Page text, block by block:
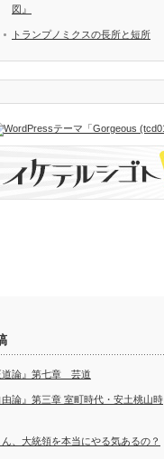
図』
トランプノミクスの長所と短所
道論』第七章 芸道
由論』第三章 室町時代・安土桃山時
ん、大統領を本当にやる気あるの？